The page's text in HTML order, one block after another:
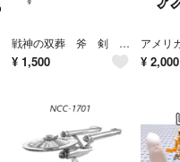
戦神の双葬 斧 剣 LEGO互換 レゴ武器 インテリア モンハン ミニフィグ
¥ 1,500 ¥ 2,000